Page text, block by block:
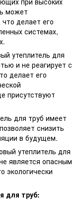
может
делает его
системах,
утеплитель для
и не реагирует с
делает его
присутствуют
для труб имеет
снизить
в будущем.
утеплитель для
является опасным
экологически
для труб: